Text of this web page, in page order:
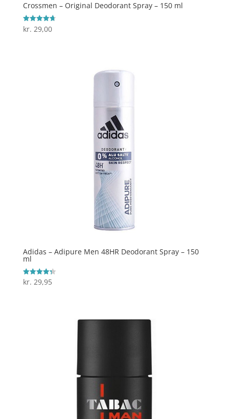
Crossmen – Original Deodorant Spray – 150 ml
Vurderet
4.7
kr. 29,00
Adidas – Adipure Men 48HR Deodorant Spray – 150
ml
Vurderet
4.3
kr. 29,95